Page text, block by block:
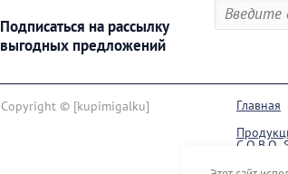
Подписаться на рассылку
выгодных предложений
Copyright © [kupimigalku] Главная
C.O.B.O.